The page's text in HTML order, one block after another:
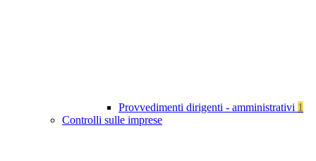
Provvedimenti dirigenti - amministrativi 1
Controlli sulle imprese